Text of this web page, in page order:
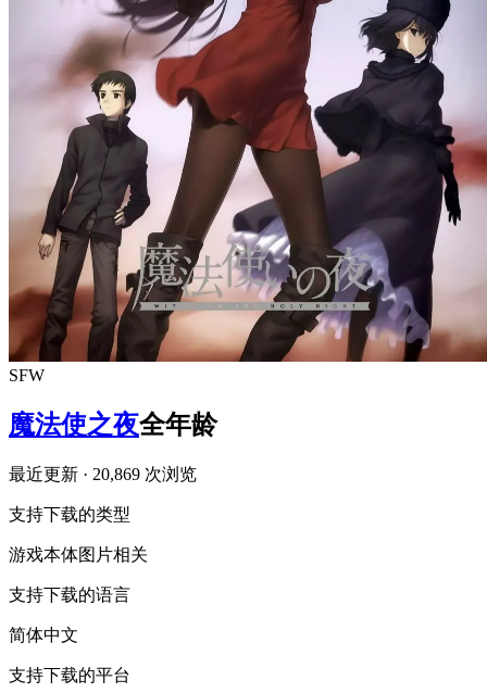
SFW
魔法使之夜全年龄
最近更新 · 20,869 次浏览
支持下载的类型
游戏本体图片相关
支持下载的语言
简体中文
支持下载的平台